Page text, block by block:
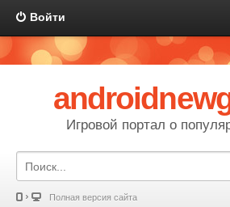
Войти
Игровой портал о
Полная версия сайта